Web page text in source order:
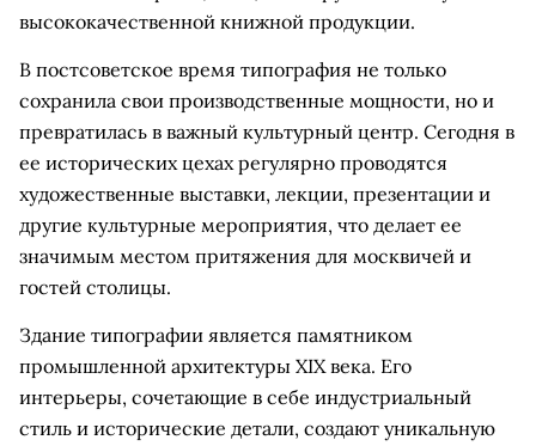
высококачественной книжной продукции.
В постсоветское время типография не только
сохранила свои производственные мощности, но и
превратилась в важный культурный центр. Сегодня в
ее исторических цехах регулярно проводятся
художественные выставки, лекции, презентации и
другие культурные мероприятия, что делает ее
значимым местом притяжения для москвичей и
гостей столицы.
Здание типографии является памятником
промышленной архитектуры XIX века. Его
интерьеры, сочетающие в себе индустриальный
стиль и исторические детали, создают уникальную